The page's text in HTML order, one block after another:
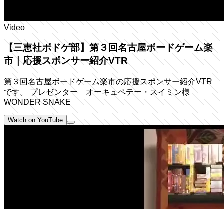
Video
【三恵社ボドゲ部】第３回名古屋ボードゲーム楽
市｜応援スポンサー紹介VTR
第３回名古屋ボードゲーム楽市の応援スポンサー紹介VTR
です。 プレゼンター オーキュペテー・スイミン様
WONDER SNAKE
Watch on YouTube